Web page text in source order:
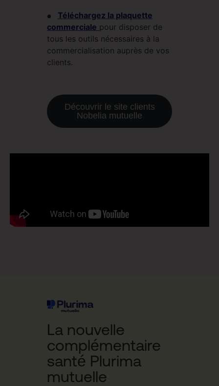
●
Téléchargez la plaquette
commerciale pour disposer de
tous les outils nécessaires à la
commercialisation auprès de vos
clients.
Découvrir le site clients
Nobelia mutuelle
La nouvelle
complémentaire
santé Plurima
mutuelle